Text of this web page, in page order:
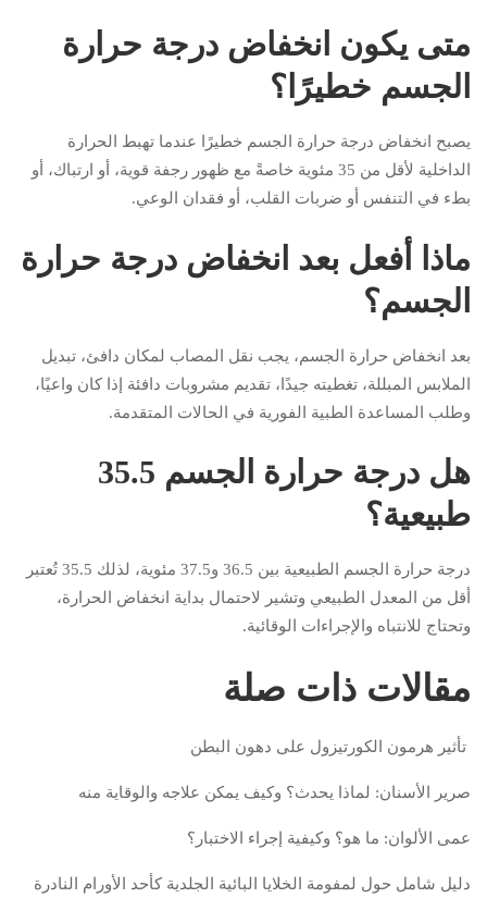
متى يكون انخفاض درجة حرارة
الجسم خطيرًا؟
يصبح انخفاض درجة حرارة الجسم خطيرًا عندما تهبط الحرارة
الداخلية لأقل من 35 مئوية خاصةً مع ظهور رجفة قوية، أو ارتباك، أو
بطء في التنفس أو ضربات القلب، أو فقدان الوعي.
ماذا أفعل بعد انخفاض درجة حرارة
الجسم؟
بعد انخفاض حرارة الجسم، يجب نقل المصاب لمكان دافئ، تبديل
الملابس المبللة، تغطيته جيدًا، تقديم مشروبات دافئة إذا كان واعيًا،
وطلب المساعدة الطبية الفورية في الحالات المتقدمة.
هل درجة حرارة الجسم 35.5
طبيعية؟
درجة حرارة الجسم الطبيعية بين 36.5 و37.5 مئوية، لذلك 35.5 تُعتبر
أقل من المعدل الطبيعي وتشير لاحتمال بداية انخفاض الحرارة،
وتحتاج للانتباه والإجراءات الوقائية.
مقالات ذات صلة
تأثير هرمون الكورتيزول على دهون البطن
صرير الأسنان: لماذا يحدث؟ وكيف يمكن علاجه والوقاية منه
عمى الألوان: ما هو؟ وكيفية إجراء الاختبار؟
دليل شامل حول لمفومة الخلايا البائية الجلدية كأحد الأورام النادرة